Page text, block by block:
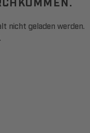
nicht geladen werden.